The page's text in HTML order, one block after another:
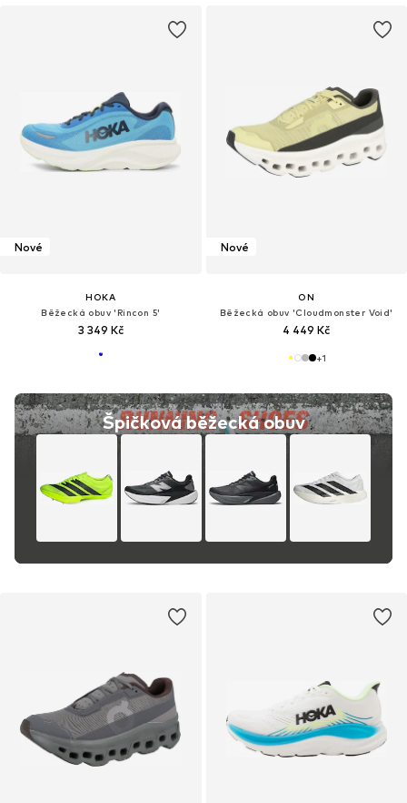
Nové
HOKA
Běžecká obuv 'Rincon 5'
3 349 Kč
Špičková běžecká obuv
Nové
ON
Běžecká obuv 'Cloudmonster Void'
4 449 Kč
+1